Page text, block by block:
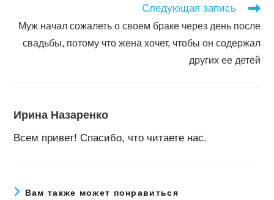
Следующая запись
Муж начал сожалеть о своем браке через день после
свадьбы, потому что жена хочет, чтобы он содержал
других ее детей
Ирина Назаренко
Всем привет! Спасибо, что читаете нас.
Вам также может понравиться